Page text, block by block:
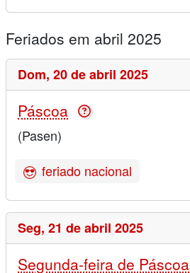
Feriados em abril 2025
Dom, 20 de abril 2025
Páscoa
(Pasen)
feriado nacional
Seg, 21 de abril 2025
Segunda-feira de Páscoa